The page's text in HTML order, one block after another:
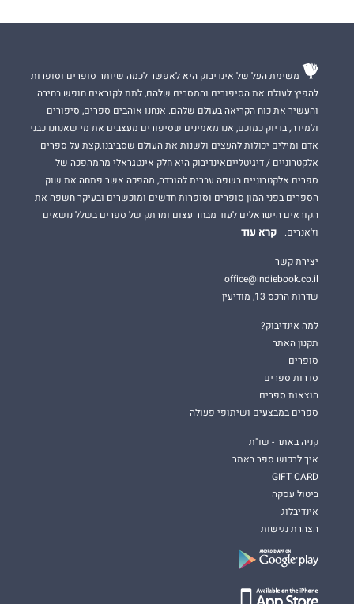
משימת העל של אינדיבוק היא לאפשר לכמה שיותר סופרים וסופרות
להפיץ לעולם את הסיפורים והמסרים שלהם, לתת לקוראים חופש בחירה
והעשיר את כוח הקריאה בעולם שלהם. אנחנו אוהבים ספרים, סיפורים
ולמידה, בדיוק כמוכם, אנו מאמינים שסיפורים מעצבים את מי שאנחנו כבני
אדם ומילים יכולות להעצים ולשנות את העולם שסביבנו.קצת על ספרים
אלקטרוניים / דיגיטלייםאינדיבוק היא חלק אינטגראלי מהמהפכה של
ספרים אלקטרוניים בשפה עברית להורדה, מהפכה אשר פתחה את שוק
הספרים בפני המון סופרים וסופרות חדשים ומוכשרים ובעיקר חשפה את
הקוראים הישראלים לעוד מבחר עצום ומרתק של ספרים בשלל נושאים
וז'אנרים.
קרא עוד
יצירת קשר
office@indiebook.co.il
שדרות הרכס 13, מודיעין
למה אינדיבוק?
תקנון האתר
סופרים
סדרות ספרים
הוצאות ספרים
ספרים במבצעים ושיתופי פעולה
קניה באתר - שו"ת
איך לרכוש ספר באתר
GIFT CARD
ביטול עסקה
אינדיבלוג
הצהרת נגישות